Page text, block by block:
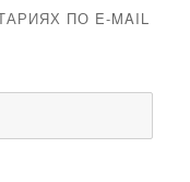
ПО E-MAIL